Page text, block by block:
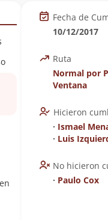
Fecha de
10/12/2017
Ruta
Normal por
Ventana
Hicieron
∙ Ismael
∙ Luis
No hicieron
∙ Paulo Cox